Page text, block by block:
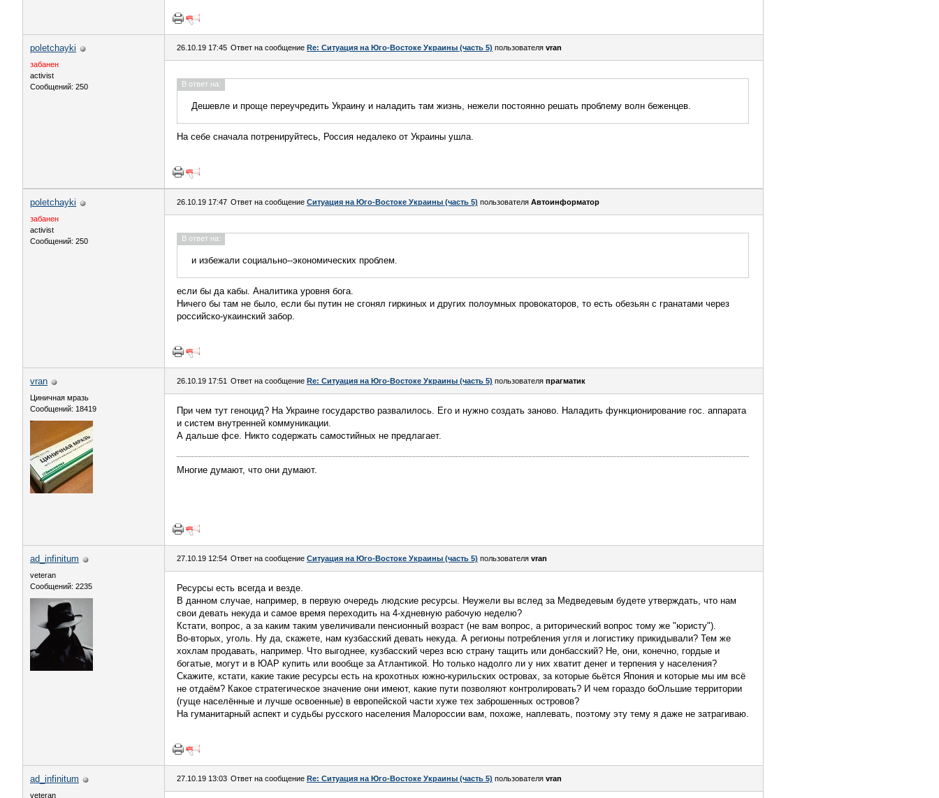
poletchayki
забанен
activist
Сообщений: 250
26.10.19 17:45 Ответ на сообщение Re: Ситуация на Юго-Востоке Украины (часть 5) пользователя vran
В ответ на:
Дешевле и проще переучредить Украину и наладить там жизнь, нежели постоянно решать проблему волн беженцев.
На себе сначала потренируйтесь, Россия недалеко от Украины ушла.
poletchayki
забанен
activist
Сообщений: 250
26.10.19 17:47 Ответ на сообщение Ситуация на Юго-Востоке Украины (часть 5) пользователя Автоинформатор
В ответ на:
и избежали социально--экономических проблем.
если бы да кабы. Аналитика уровня бога.
Ничего бы там не было, если бы путин не сгонял гиркиных и других полоумных провокаторов, то есть обезьян с гранатами через
российско-укаинский забор.
vran
Циничная мразь
Сообщений: 18419
26.10.19 17:51 Ответ на сообщение Re: Ситуация на Юго-Востоке Украины (часть 5) пользователя прагматик
При чем тут геноцид? На Украине государство развалилось. Его и нужно создать заново. Наладить функционирование гос. аппарата
и систем внутренней коммуникации.
А дальше фсе. Никто содержать самостийных не предлагает.
Многие думают, что они думают.
ad_infinitum
veteran
Сообщений: 2235
27.10.19 12:54 Ответ на сообщение Ситуация на Юго-Востоке Украины (часть 5) пользователя vran
Ресурсы есть всегда и везде.
В данном случае, например, в первую очередь людские ресурсы. Неужели вы вслед за Медведевым будете утверждать, что нам
свои девать некуда и самое время переходить на 4-хдневную рабочую неделю?
Кстати, вопрос, а за каким таким увеличивали пенсионный возраст (не вам вопрос, а риторический вопрос тому же "юристу").
Во-вторых, уголь. Ну да, скажете, нам кузбасский девать некуда. А регионы потребления угля и логистику прикидывали? Тем же
хохлам продавать, например. Что выгоднее, кузбасский через всю страну тащить или донбасский? Не, они, конечно, гордые и
богатые, могут и в ЮАР купить или вообще за Атлантикой. Но только надолго ли у них хватит денег и терпения у населения?
Скажите, кстати, какие такие ресурсы есть на крохотных южно-курильских островах, за которые бьётся Япония и которые мы им всё
не отдаём? Какое стратегическое значение они имеют, какие пути позволяют контролировать? И чем гораздо боОльшие территории
(гуще населённые и лучше освоенные) в европейской части хуже тех заброшенных островов?
На гуманитарный аспект и судьбы русского населения Малороссии вам, похоже, наплевать, поэтому эту тему я даже не затрагиваю.
ad_infinitum
veteran
27.10.19 13:03 Ответ на сообщение Re: Ситуация на Юго-Востоке Украины (часть 5) пользователя vran